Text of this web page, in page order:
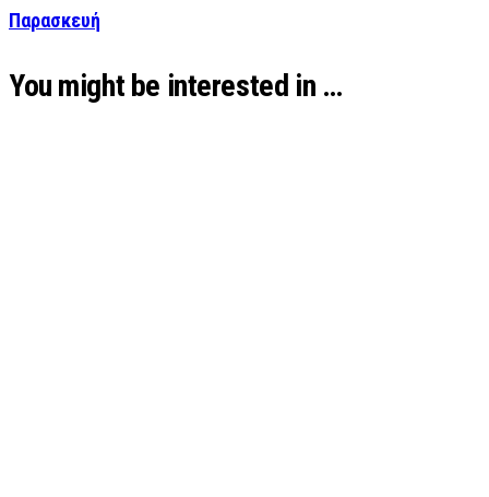
Παρασκευή
You might be interested in …